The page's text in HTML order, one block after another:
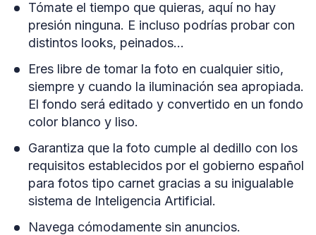
Tómate el tiempo que quieras, aquí no hay
presión ninguna. E incluso podrías probar con
distintos looks, peinados…
Eres libre de tomar la foto en cualquier sitio,
siempre y cuando la iluminación sea apropiada.
El fondo será editado y convertido en un fondo
color blanco y liso.
Garantiza que la foto cumple al dedillo con los
requisitos establecidos por el gobierno español
para fotos tipo carnet gracias a su inigualable
sistema de Inteligencia Artificial.
Navega cómodamente sin anuncios.